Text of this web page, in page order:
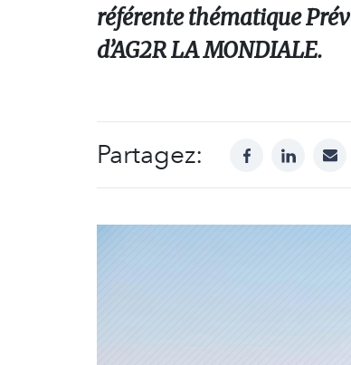
référente thématique
d’AG2R LA MONDIALE.
Partagez: facebooklinkedinmail